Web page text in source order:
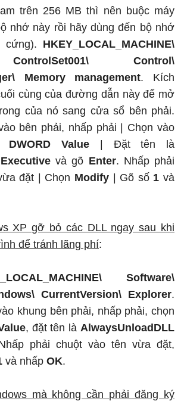
trên 256 MB thì nên buộc máy
nhớ này rồi hãy dùng đến bộ nhớ
HKEY_LOCAL_MACHINE\
Control\
Memory management. Kích
cùng của đường dẫn này để mở
của nó sang cửa sổ bên phải.
bên phải, nhấp phải | Chọn vào
DWORD Value | Đặt tên là
và gõ Enter. Nhấp phải
đặt | Chọn Modify | Gõ số 1 và
XP gỡ bỏ các DLL ngay sau khi
để tránh lãng phí:
Software\
CurrentVersion\ Explorer.
khung bên phải, nhấp phải, chọn
, đặt tên làAlwaysUnloadDLL
phải chuột vào tên vừa đặt,
và nhấp OK.
mà không cần phải đăng ký